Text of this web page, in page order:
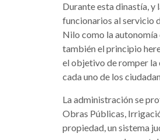
Durante esta dinastía, y
funcionarios al servicio
Nilo como la autonomía
también el principio
el objetivo de romper la
cada uno de los
La administración se
Obras Públicas,
propiedad, un sistema